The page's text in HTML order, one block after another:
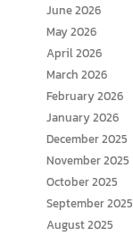
June 2026
May 2026
April 2026
March 2026
February 2026
January 2026
December 2025
November 2025
October 2025
September 2025
August 2025